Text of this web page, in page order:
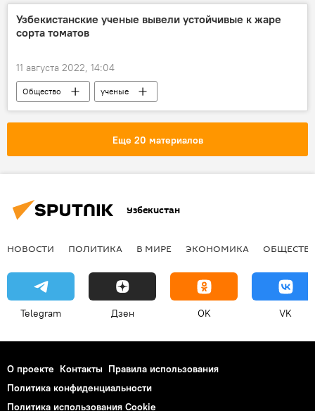
Узбекистанские ученые вывели устойчивые к жаре
сорта томатов
11 августа 2022, 14:04
Общество
ученые
Министерство сельского хозяйства Узбекистана
Еще 20 материалов
Узбекистан
НОВОСТИ ПОЛИТИКА В МИРЕ ЭКОНОМИКА
Telegram Дзен OK VK
О проекте Контакты Правила использования
Политика конфиденциальности
Политика использования Cookie